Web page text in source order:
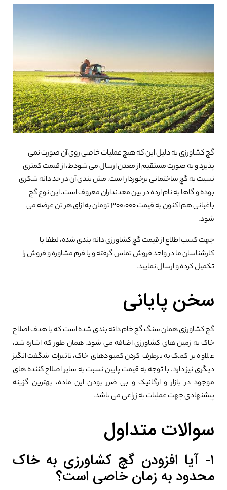
گچ کشاورزی به دلیل این که هیچ عملیات خاصی روی آن صورت نمی
پذیرد و به صورت مستقیم از معدن ارسال می شودط، از قیمت کمتری
نسیت به گچ ساختمانی برخوردار است. مش بندی آن در حد دانه شکری
بوده و گاها به نام ارده در بین معدنداران معروف است. این نوع گچ
باغبانی هم اکنون به قیمت 300،000 تومان به ازای هر تن عرضه می
شود.
جهت کسب اطلاع از قیمت گچ کشاورزی دانه بندی شده، لطفا با
کارشناسان ما در واحد فروش تماس گرفته و یا فرم مشاوره و فروش را
تکمیل کرده و ارسال نمایید.
سخن پایانی
گچ کشاورزی همان سنگ گچ خام دانه بندی شده است که با هدف اصلاح
خاک به زمین های کشاورزی اضافه می شود. همان طور که اشاره شد،
علاوه بر کمک به برطرف کردن کمبودهای خاک، تاثیرات شگفت انگیز
دیگری نیز دارد. با توجه به قیمت پایین نسبت به سایر اصلاح کننده های
موجود در بازار و ارگانیک و بی ضرر بودن این ماده، بهترین گزینه
پیشنهادی جهت عملیات به زراعی می باشد.
سوالات متداول
۱- آیا افزودن گچ کشاورزی به خاک
محدود به زمان خاصی است؟